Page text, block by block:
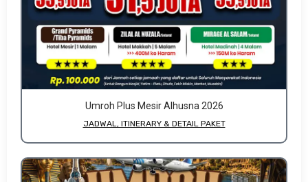
Umroh Plus Mesir Alhusna 2026
JADWAL, ITINERARY & DETAIL PAKET